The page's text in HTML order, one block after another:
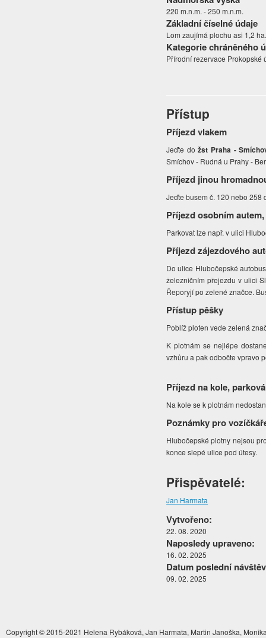
220 m.n.m. - 250 m.n.m.
Základní číselné údaje
Lom zaujímá plochu asi 1,2
Kategorie chráněného
Přírodní rezervace Prokopské
Přístup
Příjezd vlakem
Jeďte dožst Praha -
Smíchov - Rudná u Prahy -
Příjezd jinou
Jeďte busem č. 120 nebo 258
Příjezd osobním
Parkovat lze např. v ulici
Příjezd zájezdového
Do ulice Hlubočepské
železničním přejezdu v ulici
Řeporyjí po zelené značce.
Přístup pěšky
Poblíž ploten vede zelená
K plotnám se nejlépe
vzhůru a pak odbočte vpravo
Příjezd na kole,
Na kole se k plotnám
Poznámky pro
Hlubočepské plotny nejsou
konce slepé ulice pod útesy.
Přispěvatelé:
Jan Harmata
Vytvořeno:
22. 08. 2020
Naposledy upraveno:
16. 02. 2025
Datum poslední
09. 02. 2025
Copyright © 2015-2021 Helena Rybáková, Jan Harmata, Martin Janoška,